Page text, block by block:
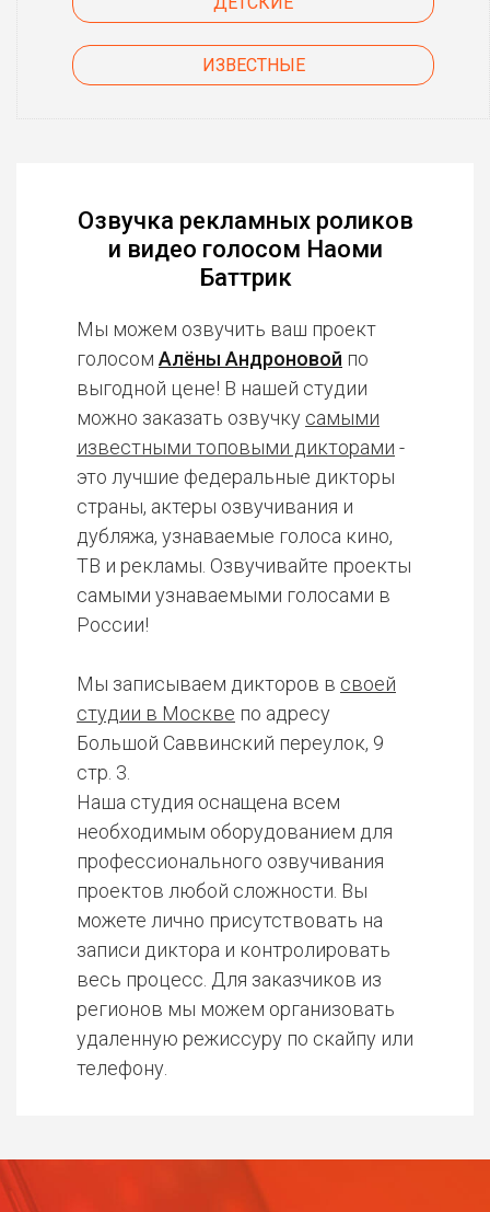
ИЗВЕСТНЫЕ
Озвучка рекламных роликов
и видео голосом Наоми
Баттрик
Мы можем озвучить ваш проект
голосом Алёны Андроновой по
выгодной цене! В нашей студии
можно заказать озвучку самыми
известными топовыми дикторами -
это лучшие федеральные дикторы
страны, актеры озвучивания и
дубляжа, узнаваемые голоса кино,
ТВ и рекламы. Озвучивайте проекты
самыми узнаваемыми голосами в
России!
Мы записываем дикторов в своей
студии в Москве по адресу
Большой Саввинский переулок, 9
стр. 3.
Наша студия оснащена всем
необходимым оборудованием для
профессионального озвучивания
проектов любой сложности. Вы
можете лично присутствовать на
записи диктора и контролировать
весь процесс. Для заказчиков из
регионов мы можем организовать
удаленную режиссуру по скайпу или
телефону.